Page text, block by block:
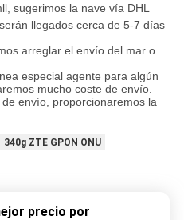
sugerimos la nave vía DHL
llegados cerca de 5-7 días
arreglar el envío del mar o
especial agente para algún
mucho coste de envío.
envío, proporcionaremos la
340g ZTE GPON ONU
precio por